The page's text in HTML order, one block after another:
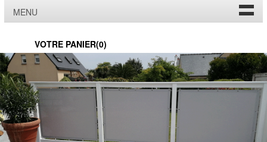
MENU
VOTRE PANIER(0)